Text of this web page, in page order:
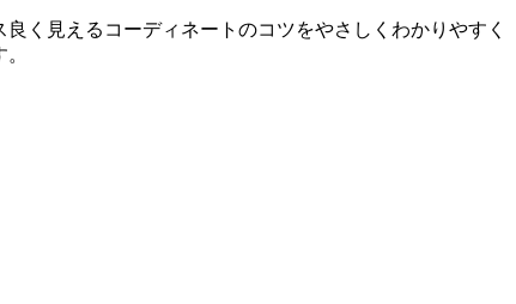
く見えるコーディネートのコツをやさしくわかりやすく